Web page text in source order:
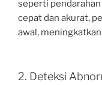
seperti
cepat dan akurat,
awal,
2. Deteksi